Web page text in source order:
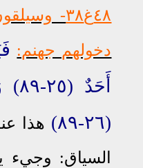
٤٨غ٣٨
-
دخولهم جهنم:
(٢٦-٨٩)
هذا
السياق: وجيء